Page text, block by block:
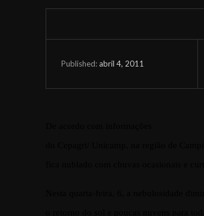
Published: abril 4, 2011